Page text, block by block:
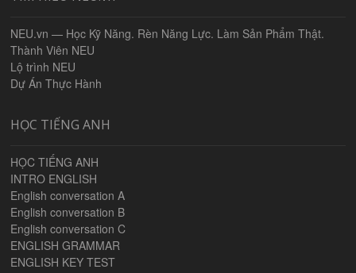
NEU.vn — Học Kỹ Năng. Rèn Năng Lực. Làm Sản Phẩm Thật.
Thành Viên NEU
Lộ trình NEU
Dự Án Thực Hành
HỌC TIẾNG ANH
HỌC TIẾNG ANH
INTRO ENGLISH
English conversation A
English conversation B
English conversation C
ENGLISH GRAMMAR
ENGLISH KEY TEST